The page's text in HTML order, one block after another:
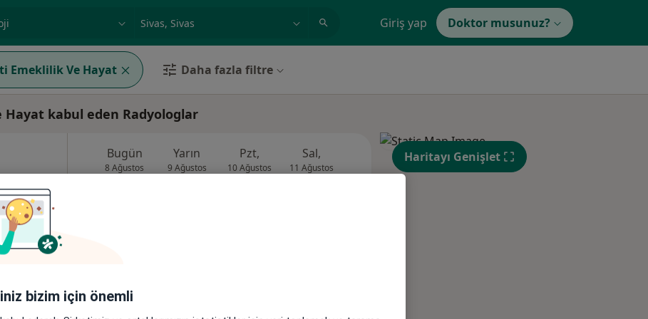
Giriş yap Doktor musunuz?
Emeklilik Ve Hayat Daha fazla filtre
Hayat kabul eden Radyologlar
Şehit, Kızılırmak, M. Fethi Akyüz Cd. No: 8Merkez/Sivas, Sivas Harita
Bugün
8 Ağustos
Yarın
9 Ağustos
Pzt,
10 Ağustos
Sal,
11 Ağustos 12 Ağustos
Per,
13 Ağustos
Cum,
14 Ağustos
Haritayı Genişlet
bizim için önemli